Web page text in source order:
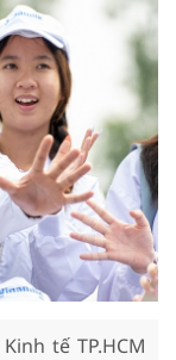
tế TP.HCM